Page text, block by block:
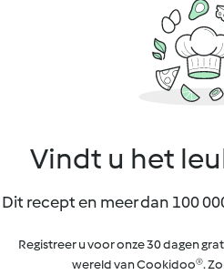
Vindt u het
Dit recept en meer dan 100
Registreer u voor onze 30 dagen
wereld van Cookidoo®.